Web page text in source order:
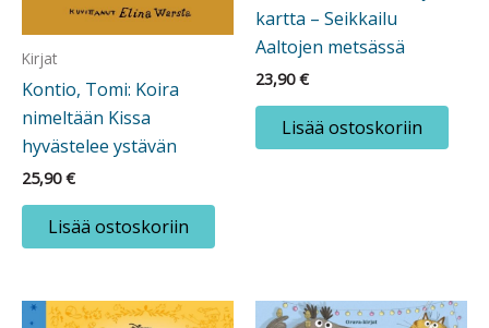
Kirjat
Kontio, Tomi: Koira
nimeltään Kissa
hyvästelee ystävän
25,90€
Lisää ostoskoriin
kartta – Seikkailu
Aaltojen metsässä
23,90€
Lisää ostoskoriin